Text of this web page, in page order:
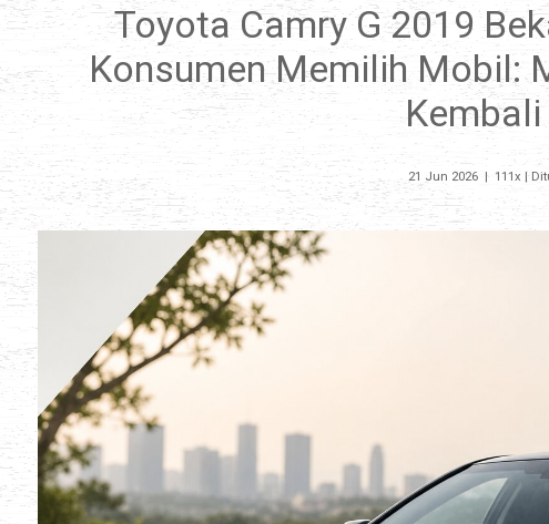
Toyota Camry G 2019
Konsumen Memilih Mobil:
21 Jun 2026| 111x |